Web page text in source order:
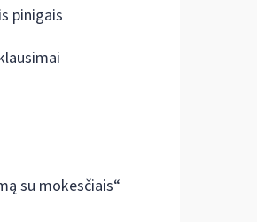
pinigais
su mokesčiais“